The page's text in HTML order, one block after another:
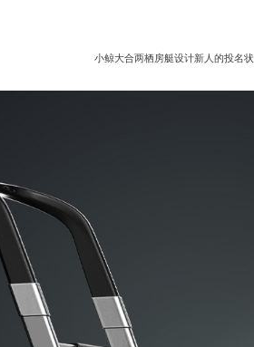
小鲸大合两栖房艇设计新人的投名状